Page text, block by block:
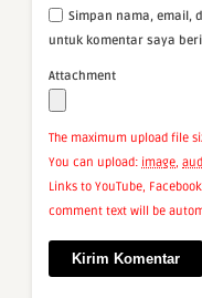
Simpan nama, email,
untuk komentar saya
Attachment
The maximum upload file
You can upload: image,
Links to YouTube,
comment text will be